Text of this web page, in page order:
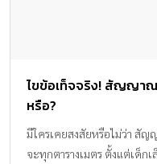
ไขข้อเท็จจริง! สัญญาณ
หรือ?
มีใครเคยสงสัยหรือไม่ว่า สัญ
จะทุกตารางเมตร ตั้งแต่เด็ก